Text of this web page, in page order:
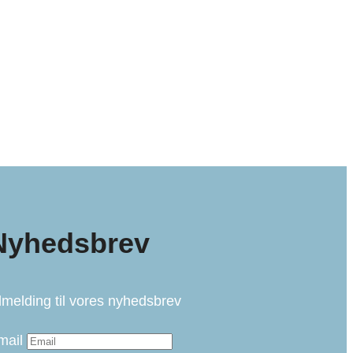
til vores nyhedsbrev